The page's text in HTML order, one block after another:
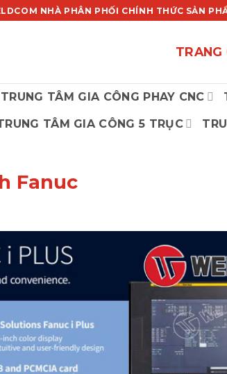
NHÀ PHÂN PHỐI CHÍNH THỨC SẢN
TRANG
TRUNG TÂM GIA CÔNG PHAY CNC
TÂM GIA CÔNG 5 TRỤC
Fanuc